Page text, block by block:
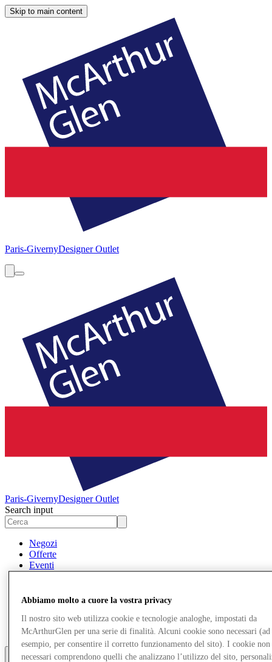
Skip to main content
Paris-GivernyDesigner Outlet
Paris-GivernyDesigner Outlet
Search input
Negozi
Offerte
Eventi
Servizi
Ricerca di lavoro
Gift Card
Abbiamo molto a cuore la vostra privacy
Il nostro sito web utilizza cookie e tecnologie analoghe, impostati da
McArthurGlen per una serie di finalità. Alcuni cookie sono necessari (ad
esempio, per consentire il corretto funzionamento del sito). I cookie non
necessari comprendono quelli che analizzano l’utilizzo del sito,